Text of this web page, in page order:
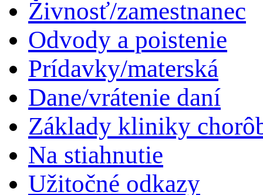
Opatrovateľstvo
Doprava
Pobyt
Živnosť/zamestnanec
Odvody a poistenie
Prídavky/materská
Dane/vrátenie daní